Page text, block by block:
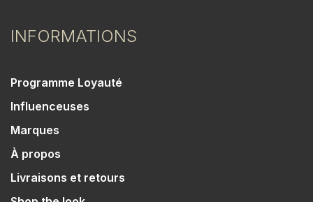
INFORMATIONS
Programme Loyauté
Influenceuses
Marques
À propos
Livraisons et retours